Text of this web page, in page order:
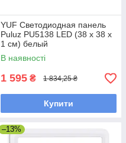
YUF Светодиодная панель
Puluz PU5138 LED (38 х 38 х
1 см) белый
В наявності
1 595 ₴ 1 834,25 ₴
Купити
–13%